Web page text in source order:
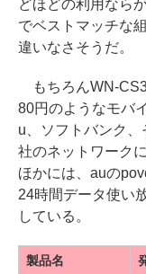
どほどの利用なら
でベストマッチな
違いなさそうだ。
もちろんWN-
80円のようなモバ
u、ソフトバンク
社のネットワーク
ほかには、auの
24時間データ使い
している。
製品名